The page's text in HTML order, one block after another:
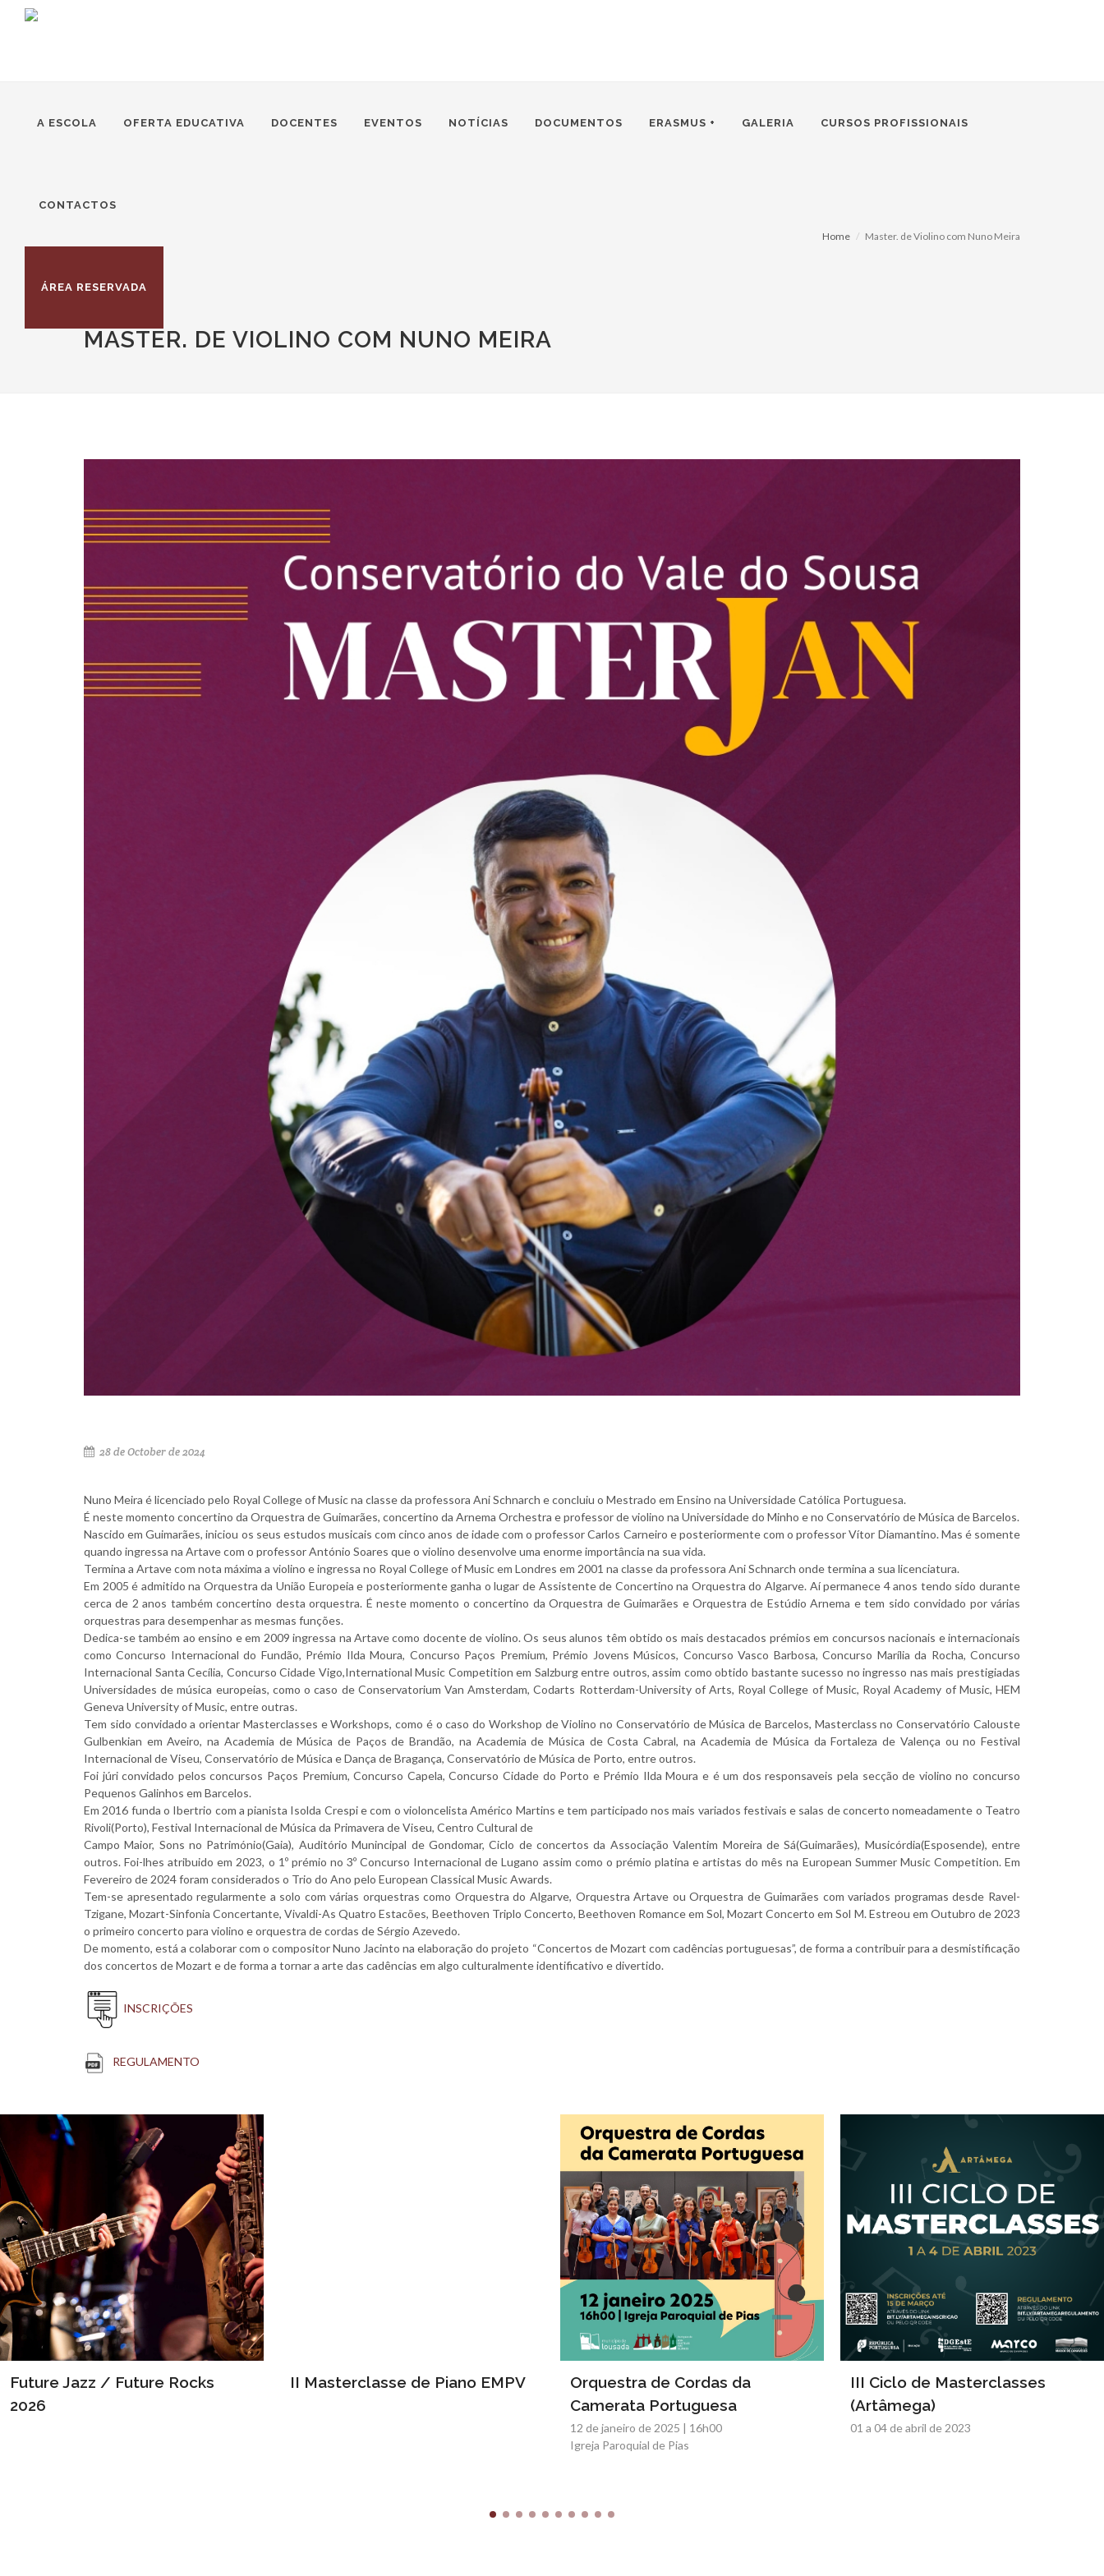
A ESCOLA OFERTA EDUCATIVA DOCENTES EVENTOS NOTÍCIAS DOCUMENTOS ERASMUS + GALERIA CURSOS PROFISSIONAIS
CONTACTOS
ÁREA RESERVADA
MASTER. DE VIOLINO COM NUNO MEIRA
Home Master. de Violino com Nuno Meira
28 de October de 2024
Nuno Meira é licenciado pelo Royal College of Music na classe da professora Ani Schnarch e concluiu o Mestrado em Ensino na Universidade Católica Portuguesa.
É neste momento concertino da Orquestra de Guimarães, concertino da Arnema Orchestra e professor de violino na Universidade do Minho e no Conservatório de Música de Barcelos.
Nascido em Guimarães, iniciou os seus estudos musicais com cinco anos de idade com o professor Carlos Carneiro e posteriormente com o professor Vítor Diamantino. Mas é somente
quando ingressa na Artave com o professor António Soares que o violino desenvolve uma enorme importância na sua vida.
Termina a Artave com nota máxima a violino e ingressa no Royal College of Music em Londres em 2001 na classe da professora Ani Schnarch onde termina a sua licenciatura.
Em 2005 é admitido na Orquestra da União Europeia e posteriormente ganha o lugar de Assistente de Concertino na Orquestra do Algarve. Aí permanece 4 anos tendo sido durante
cerca de 2 anos também concertino desta orquestra. É neste momento o concertino da Orquestra de Guimarães e Orquestra de Estúdio Arnema e tem sido convidado por várias
orquestras para desempenhar as mesmas funções.
Dedica-se também ao ensino e em 2009 ingressa na Artave como docente de violino. Os seus alunos têm obtido os mais destacados prémios em concursos nacionais e internacionais
como Concurso Internacional do Fundão, Prémio Ilda Moura, Concurso Paços Premium, Prémio Jovens Músicos, Concurso Vasco Barbosa, Concurso Marília da Rocha, Concurso
Internacional Santa Cecília, Concurso Cidade Vigo,International Music Competition em Salzburg entre outros, assim como obtido bastante sucesso no ingresso nas mais prestigiadas
Universidades de música europeias, como o caso de Conservatorium Van Amsterdam, Codarts Rotterdam-University of Arts, Royal College of Music, Royal Academy of Music, HEM
Geneva University of Music, entre outras.
Tem sido convidado a orientar Masterclasses e Workshops, como é o caso do Workshop de Violino no Conservatório de Música de Barcelos, Masterclass no Conservatório Calouste
Gulbenkian em Aveiro, na Academia de Música de Paços de Brandão, na Academia de Música de Costa Cabral, na Academia de Música da Fortaleza de Valença ou no Festival
Internacional de Viseu, Conservatório de Música e Dança de Bragança, Conservatório de Música de Porto, entre outros.
Foi júri convidado pelos concursos Paços Premium, Concurso Capela, Concurso Cidade do Porto e Prémio Ilda Moura e é um dos responsaveis pela secção de violino no concurso
Pequenos Galinhos em Barcelos.
Em 2016 funda o Ibertrio com a pianista Isolda Crespi e com o violoncelista Américo Martins e tem participado nos mais variados festivais e salas de concerto nomeadamente o Teatro
Rivoli(Porto), Festival Internacional de Música da Primavera de Viseu, Centro Cultural de
Campo Maior, Sons no Património(Gaia), Auditório Munincipal de Gondomar, Ciclo de concertos da Associação Valentim Moreira de Sá(Guimarães), Musicórdia(Esposende), entre
outros. Foi-lhes atribuido em 2023, o 1º prémio no 3º Concurso Internacional de Lugano assim como o prémio platina e artistas do mês na European Summer Music Competition. Em
Fevereiro de 2024 foram considerados o Trio do Ano pelo European Classical Music Awards.
Tem-se apresentado regularmente a solo com várias orquestras como Orquestra do Algarve, Orquestra Artave ou Orquestra de Guimarães com variados programas desde Ravel-
Tzigane, Mozart-Sinfonia Concertante, Vivaldi-As Quatro Estacões, Beethoven Triplo Concerto, Beethoven Romance em Sol, Mozart Concerto em Sol M. Estreou em Outubro de 2023
o primeiro concerto para violino e orquestra de cordas de Sérgio Azevedo.
De momento, está a colaborar com o compositor Nuno Jacinto na elaboração do projeto “Concertos de Mozart com cadências portuguesas”, de forma a contribuir para a desmistificação
dos concertos de Mozart e de forma a tornar a arte das cadências em algo culturalmente identificativo e divertido.
INSCRIÇÕES
REGULAMENTO
Future Jazz / Future Rocks
2026
II Masterclasse de Piano EMPV
Orquestra de Cordas da
Camerata Portuguesa
12 de janeiro de 2025 | 16h00
Igreja Paroquial de Pias
III Ciclo de Masterclasses
(Artâmega)
01 a 04 de abril de 2023